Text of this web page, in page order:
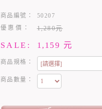
商品編號：
50207
優惠價：
1,280元
SALE: 1,159 元
商品規格：
商品數量：